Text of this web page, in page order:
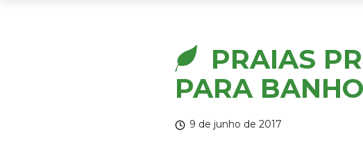
PRAIAS
PARA
9 de junho de 2017